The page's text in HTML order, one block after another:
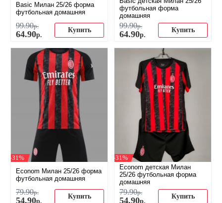
Basic Милан 25/26 форма
футбольная домашняя
99.90р.
64.90р.
Купить
футбольная форма
домашняя
99.90р.
64.90р.
Купить
-31%
Econom Милан 25/26 форма
футбольная домашняя
79.90р.
54.90р.
Купить
-31%
Econom детская Милан
25/26 футбольная форма
домашняя
79.90р.
54.90р.
Купить